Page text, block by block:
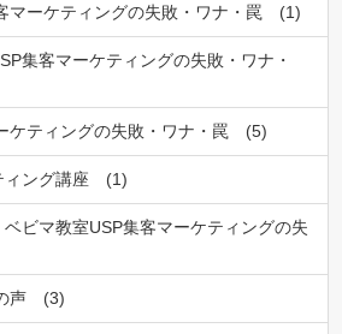
マーケティングの失敗・ワナ・罠 (1)
集客マーケティングの失敗・ワナ・
ケティングの失敗・ワナ・罠 (5)
ング講座 (1)
ビマ教室USP集客マーケティングの失
声 (3)